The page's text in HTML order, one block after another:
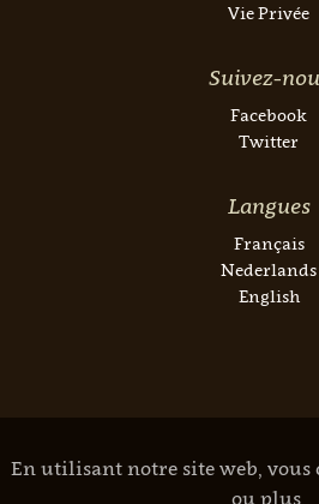
Vie Privée
Suivez-
Facebook
Twitter
Langues
Français
Nederlands
English
En utilisant notre site web, vous
ou plus.